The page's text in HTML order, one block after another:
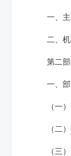
一、
二、
第二
一、
（一
（二
（三